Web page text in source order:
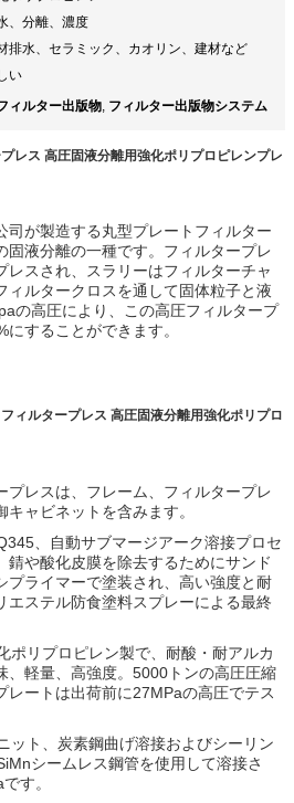
、分離、濃度
排水、セラミック、カオリン、建材など
い
ィルター出版物, フィルター出版物システム
レス 高圧固液分離用強化ポリプロピレンプレ
司が製造する丸型プレートフィルター
固液分離の一種です。フィルタープレ
レスされ、スラリーはフィルターチャ
ィルタークロスを通して固体粒子と液
の高圧により、この高圧フィルタープ
することができます。
ィルタープレス 高圧固液分離用強化ポリプロ
プレスは、フレーム、フィルタープレ
ャビネットを含みます。
、自動サブマージアーク溶接プロセ
錆や酸化皮膜を除去するためにサンド
プライマーで塗装され、高い強度と耐
エステル防食塗料スプレーによる最終
ポリプロピレン製で、耐酸・耐アルカ
、軽量、高強度。5000トンの高圧圧縮
レートは出荷前に27MPaの高圧でテス
ット、炭素鋼曲げ溶接およびシーリン
シームレス鋼管を使用して溶接さ
す。